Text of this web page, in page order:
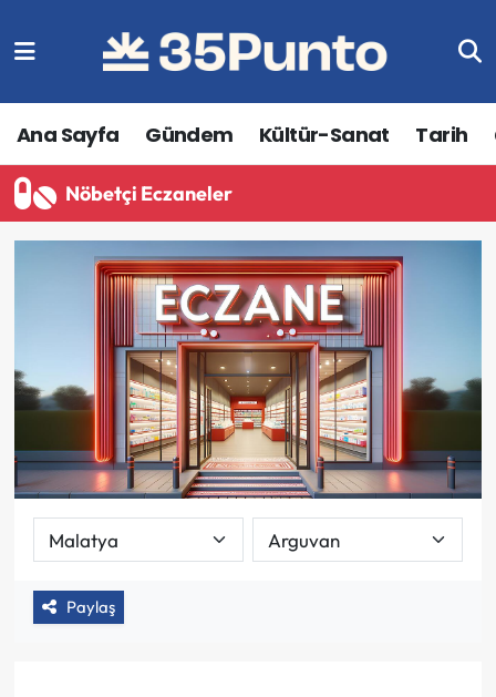
Ana Sayfa Gündem Kültür-Sanat Tarih
Nöbetçi Eczaneler
Paylaş